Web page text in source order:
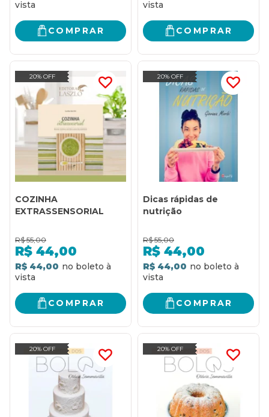
COMPRAR COMPRAR
20% OFF
COZINHA
EXTRASSENSORIAL
R$ 55,00
R$ 44,00
R$ 44,00
COMPRAR
20% OFF
Dicas rápidas de
nutrição
R$ 55,00
R$ 44,00
R$ 44,00
COMPRAR
20% OFF 20% OFF